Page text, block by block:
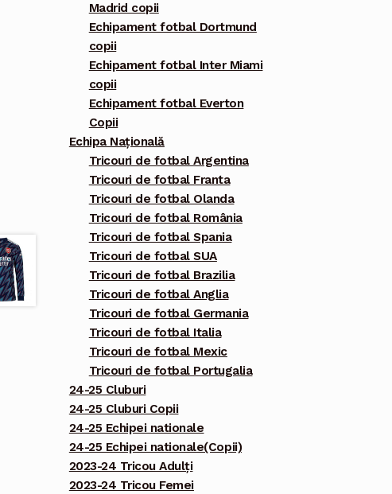
Madrid copii
Echipament fotbal Dortmund
copii
Echipament fotbal Inter Miami
copii
Echipament fotbal Everton
Copii
Echipa Națională
Tricouri de fotbal Argentina
Tricouri de fotbal Franta
Tricouri de fotbal Olanda
Tricouri de fotbal România
Tricouri de fotbal Spania
Tricouri de fotbal SUA
Tricouri de fotbal Brazilia
Tricouri de fotbal Anglia
Tricouri de fotbal Germania
Tricouri de fotbal Italia
Tricouri de fotbal Mexic
Tricouri de fotbal Portugalia
24-25 Cluburi
24-25 Cluburi Copii
24-25 Echipei nationale
24-25 Echipei nationale(Copii)
2023-24 Tricou Adulți
2023-24 Tricou Femei